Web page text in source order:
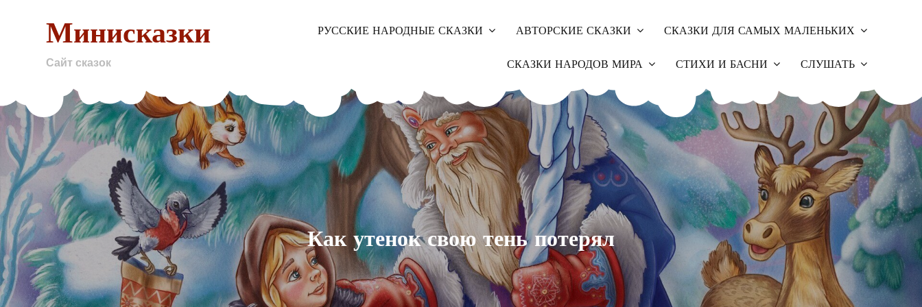
Минисказки
Сайт сказок
РУССКИЕ НАРОДНЫЕ СКАЗКИ АВТОРСКИЕ СКАЗКИ СКАЗКИ ДЛЯ САМЫХ МАЛЕНЬКИХ
СКАЗКИ НАРОДОВ МИРА СТИХИ И БАСНИ СЛУШАТЬ
Как утенок свою тень потерял